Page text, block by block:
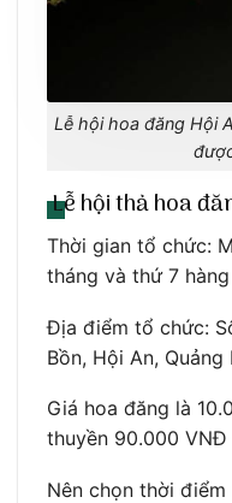
Lễ hội hoa đăng Hội
Lễ hội thả hoa
Thời gian tổ chức:
tháng và thứ 7
Địa điểm tổ chức:
Bồn, Hội An, Quảng
Giá hoa đăng là
thuyền 90.000
Nên chọn thời